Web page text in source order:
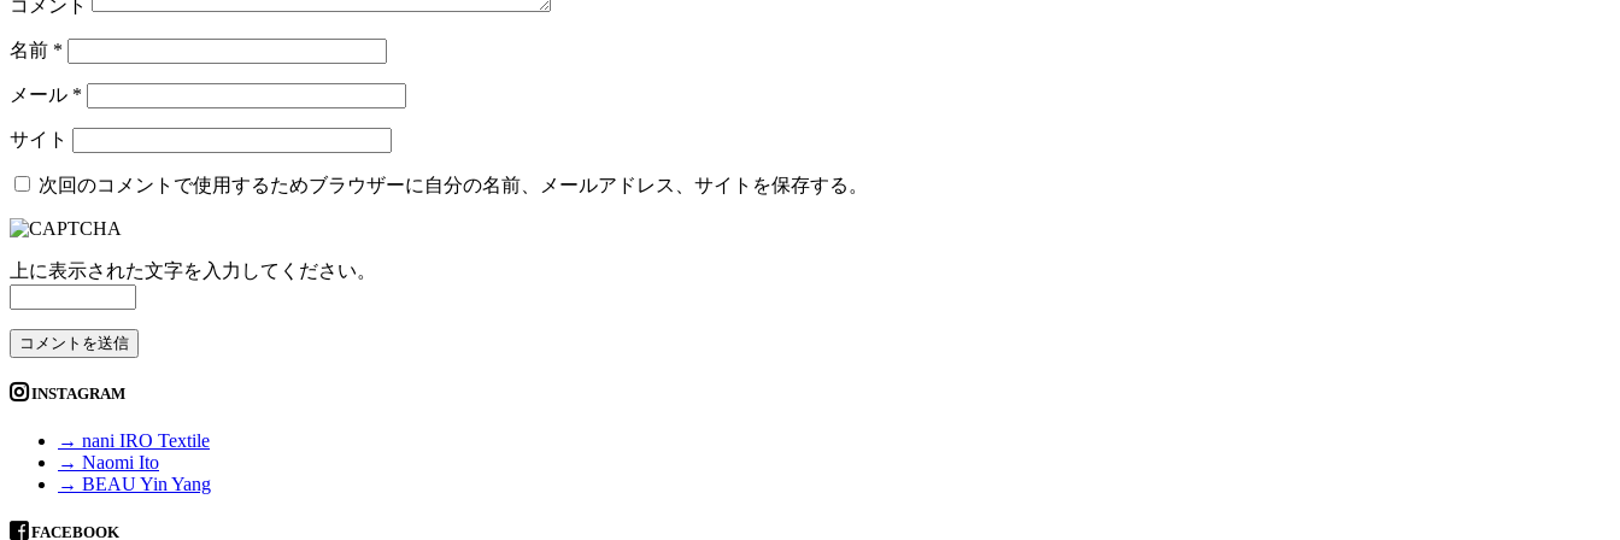
コメント
名前 *
メール *
サイト
次回のコメントで使用するためブラウザーに自分の名前、メールアドレス、サイトを保存する。
上に表示された文字を入力してください。
INSTAGRAM
→ nani IRO Textile
→ Naomi Ito
→ BEAU Yin Yang
FACEBOOK